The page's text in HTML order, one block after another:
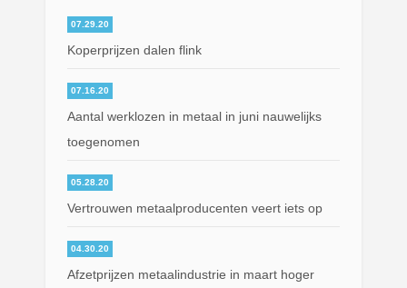
07.29.20
Koperprijzen dalen flink
07.16.20
Aantal werklozen in metaal in juni nauwelijks
toegenomen
05.28.20
Vertrouwen metaalproducenten veert iets op
04.30.20
Afzetprijzen metaalindustrie in maart hoger